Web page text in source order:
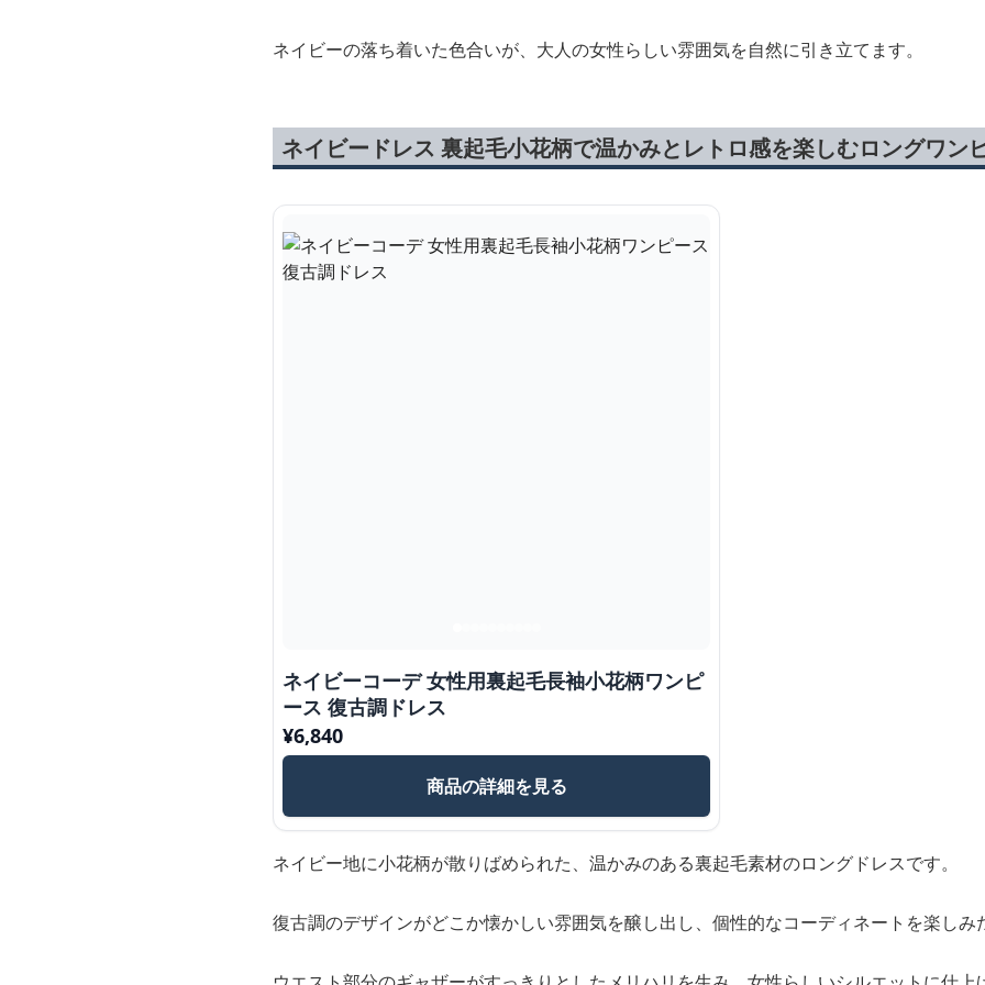
ネイビーの落ち着いた色合いが、大人の女性らしい雰囲気を自然に引き立てます。
ネイビードレス 裏起毛小花柄で温かみとレトロ感を楽しむロングワン
ネイビーコーデ 女性用裏起毛長袖小花柄ワンピ
ース 復古調ドレス
¥6,840
商品の詳細を見る
ネイビー地に小花柄が散りばめられた、温かみのある裏起毛素材のロングドレスです。
復古調のデザインがどこか懐かしい雰囲気を醸し出し、個性的なコーディネートを楽しみ